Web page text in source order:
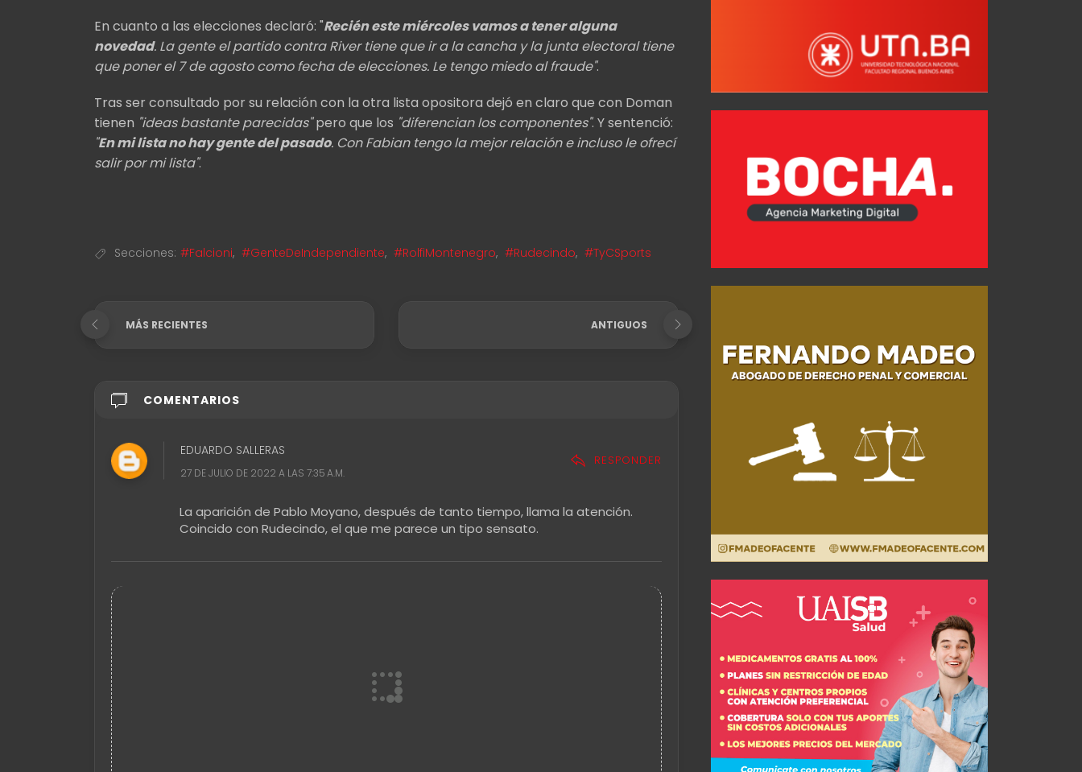
En cuanto a las elecciones declaró: "Recién este miércoles vamos a tener alguna
novedad. La gente el partido contra River tiene que ir a la cancha y la junta electoral tiene
que poner el 7 de agosto como fecha de elecciones. Le tengo miedo al fraude".
Tras ser consultado por su relación con la otra lista opositora dejó en claro que con Doman
tienen "ideas bastante parecidas"pero que los "diferencian los componentes". Y sentenció:
"En mi lista no hay gente del pasado. Con Fabian tengo la mejor relación e incluso le ofrecí
salir por mi lista".
Secciones: #Falcioni, #GenteDeIndependiente, #RolfiMontenegro, #Rudecindo, #TyCSports
MÁS RECIENTES ANTIGUOS
COMENTARIOS
EDUARDO SALLERAS
27 DE JULIO DE 2022 A LAS 7:35 A.M.
RESPONDER
La aparición de Pablo Moyano, después de tanto tiempo, llama la atención.
Coincido con Rudecindo, el que me parece un tipo sensato.